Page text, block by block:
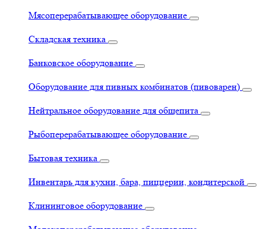
Мясоперерабатывающее оборудование
Складская техника
Банковское оборудование
Оборудование для пивных комбинатов (пивоварен)
Нейтральное оборудование для общепита
Рыбоперерабатывающее оборудование
Бытовая техника
Инвентарь для кухни, бара, пиццерии, кондитерской
Клининговое оборудование